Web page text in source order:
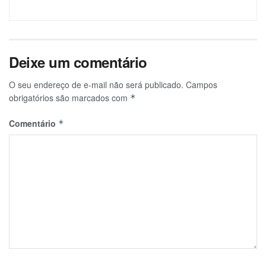
Deixe um comentário
O seu endereço de e-mail não será publicado. Campos
obrigatórios são marcados com *
Comentário *